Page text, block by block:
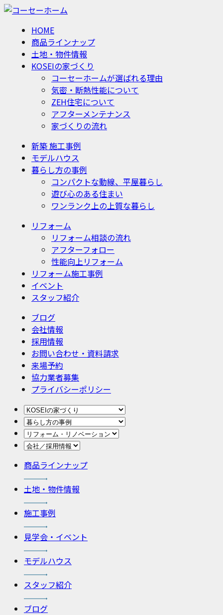
HOME
商品ラインナップ
土地・物件情報
KOSEIの家づくり
コーセーホームが選ばれる理由
気密・断熱性能について
ZEH住宅について
アフターメンテナンス
家づくりの流れ
新築 施工事例
モデルハウス
暮らし方の事例
コンパクトな動線、平屋暮らし
遊び心のある住まい
ワンランク上の上質な暮らし
リフォーム
リフォーム相談の流れ
アフターフォロー
性能向上リフォーム
リフォーム施工事例
イベント
スタッフ紹介
ブログ
会社情報
採用情報
お問い合わせ・資料請求
来場予約
協力業者募集
プライバシーポリシー
商品ラインナップ
土地・物件情報
施工事例
見学会・イベント
モデルハウス
スタッフ紹介
ブログ